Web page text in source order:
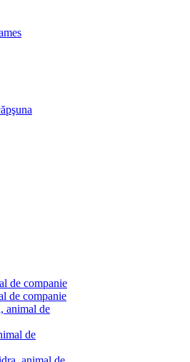
de companie
de companie
animal de
de